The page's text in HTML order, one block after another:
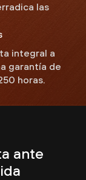
las
integral a
garantía de
horas.
ante